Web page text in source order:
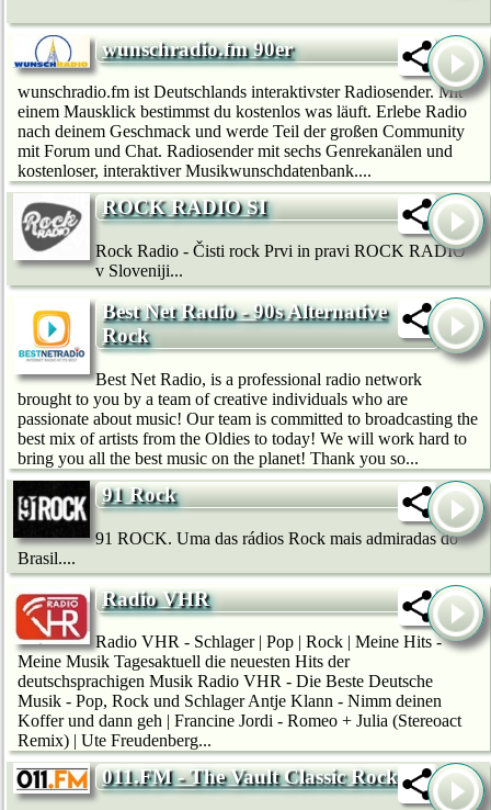
wunschradio.fm 90er
wunschradio.fm ist Deutschlands interaktivster Radiosender. Mit
einem Mausklick bestimmst du kostenlos was läuft. Erlebe Radio
nach deinem Geschmack und werde Teil der großen Community
mit Forum und Chat. Radiosender mit sechs Genrekanälen und
kostenloser, interaktiver Musikwunschdatenbank....
ROCK RADIO SI
Rock Radio - Čisti rock Prvi in pravi ROCK RADIO
v Sloveniji...
Best Net Radio - 90s Alternative
Rock
Best Net Radio, is a professional radio network
brought to you by a team of creative individuals who are
passionate about music! Our team is committed to broadcasting the
best mix of artists from the Oldies to today! We will work hard to
bring you all the best music on the planet! Thank you so...
91 Rock
91 ROCK. Uma das rádios Rock mais admiradas do
Brasil....
Radio VHR
Radio VHR - Schlager | Pop | Rock | Meine Hits -
Meine Musik Tagesaktuell die neuesten Hits der
deutschsprachigen Musik Radio VHR - Die Beste Deutsche
Musik - Pop, Rock und Schlager Antje Klann - Nimm deinen
Koffer und dann geh | Francine Jordi - Romeo + Julia (Stereoact
Remix) | Ute Freudenberg...
011.FM - The Vault Classic Rock